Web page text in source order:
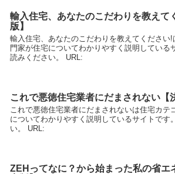
輸入住宅、あなたのこだわりを教えて
版】
輸入住宅、あなたのこだわりを教えてください
門家が住宅についてわかりやすく説明している
読みください。 URL:
これで悪徳住宅業者にだまされない【
これで悪徳住宅業者にだまされないは住宅カテ
についてわかりやすく説明しているサイトです
い。 URL:
ZEHってなに？から始まった私の省エ